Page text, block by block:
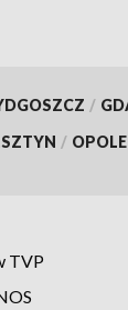
/
/ OPOLE
TVP